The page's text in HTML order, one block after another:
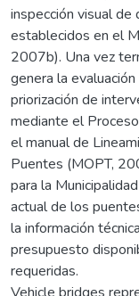
inspección visual de
establecidos en el
2007b). Una vez
genera la
priorización de
mediante el
el manual de
Puentes (MOPT,
para la
actual de los
la información
presupuesto
requeridas.